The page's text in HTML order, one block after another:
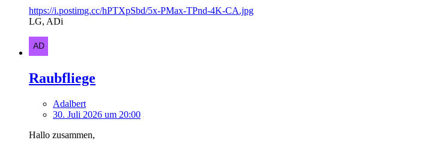
https://i.postimg.cc/hPTXpSbd/5x-PMax-TPnd-4K-CA.jpg
LG, ADi
Raubfliege
Adalbert
30. Juli 2026 um 20:00
Hallo zusammen,